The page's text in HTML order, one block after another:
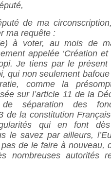
de ma
ma requête :
à voter, au mois de
appelée ‘Création
Je tiens par le
qui non seulement
comme la
sur l’article 11 de la
de séparation des
de la constitution
qui en font
le savez par ailleurs,
de le faire à nouveau,
nombreuses autorités